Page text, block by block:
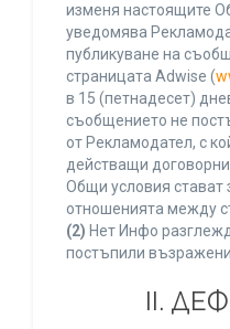
изменя настоящите
уведомява
публикуване на
страницата Adwise (
в 15 (петнадесет)
съобщението не
от Рекламодател, с
действащи
Общи условия стават
отношенията между
(2) Нет Инфо
постъпили
ІІ.